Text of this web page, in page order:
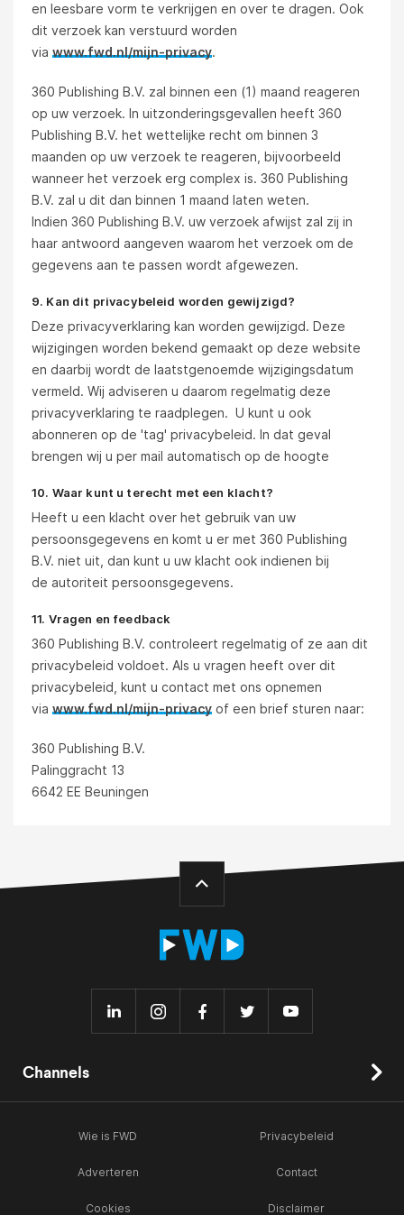
en leesbare vorm te verkrijgen en over te dragen. Ook
dit verzoek kan verstuurd worden
via www.fwd.nl/mijn-privacy.
360 Publishing B.V. zal binnen een (1) maand reageren
op uw verzoek. In uitzonderingsgevallen heeft 360
Publishing B.V. het wettelijke recht om binnen 3
maanden op uw verzoek te reageren, bijvoorbeeld
wanneer het verzoek erg complex is. 360 Publishing
B.V. zal u dit dan binnen 1 maand laten weten.
Indien 360 Publishing B.V. uw verzoek afwijst zal zij in
haar antwoord aangeven waarom het verzoek om de
gegevens aan te passen wordt afgewezen.
9. Kan dit privacybeleid worden gewijzigd?
Deze privacyverklaring kan worden gewijzigd. Deze
wijzigingen worden bekend gemaakt op deze website
en daarbij wordt de laatstgenoemde wijzigingsdatum
vermeld. Wij adviseren u daarom regelmatig deze
privacyverklaring te raadplegen. U kunt u ook
abonneren op de 'tag' privacybeleid. In dat geval
brengen wij u per mail automatisch op de hoogte
10. Waar kunt u terecht met een klacht?
Heeft u een klacht over het gebruik van uw
persoonsgegevens en komt u er met 360 Publishing
B.V. niet uit, dan kunt u uw klacht ook indienen bij
de autoriteit persoonsgegevens.
11. Vragen en feedback
360 Publishing B.V. controleert regelmatig of ze aan dit
privacybeleid voldoet. Als u vragen heeft over dit
privacybeleid, kunt u contact met ons opnemen
via www.fwd.nl/mijn-privacy of een brief sturen naar:
360 Publishing B.V.
Palinggracht 13
6642 EE Beuningen
Channels
Wie is FWD Privacybeleid
Adverteren Contact
Cookies Disclaimer